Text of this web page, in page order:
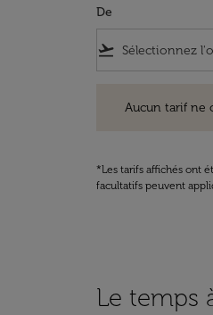
De
flight_takeoff
Aucun tarif ne
*Les tarifs affichés ont
facultatifs peuvent
Le temps